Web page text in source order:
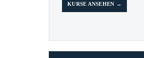
KURSE ANSEHEN →